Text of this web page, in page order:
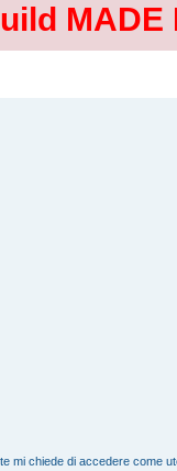
MADE
mi chiede di accedere come